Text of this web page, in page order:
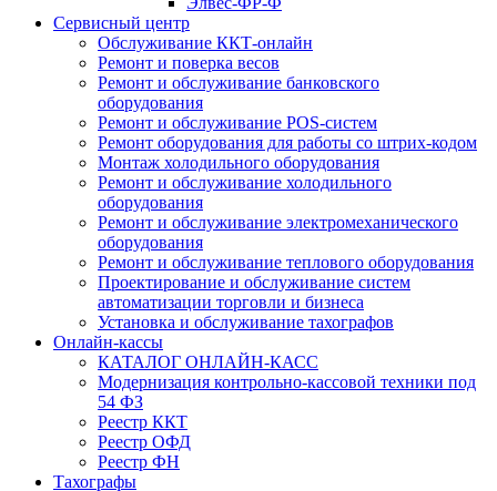
Сервисный центр
Обслуживание ККТ-онлайн
Ремонт и поверка весов
Ремонт и обслуживание банковского
оборудования
Ремонт и обслуживание POS-систем
Ремонт оборудования для работы со штрих-кодом
Монтаж холодильного оборудования
Ремонт и обслуживание холодильного
оборудования
Ремонт и обслуживание электромеханического
оборудования
Ремонт и обслуживание теплового оборудования
Проектирование и обслуживание систем
автоматизации торговли и бизнеса
Установка и обслуживание тахографов
Онлайн-кассы
КАТАЛОГ ОНЛАЙН-КАСС
Модернизация контрольно-кассовой техники под
54 ФЗ
Реестр ККТ
Реестр ОФД
Реестр ФН
Тахографы